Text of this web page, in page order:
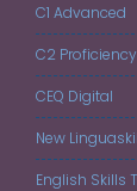
C1 Advanced
C2 Proficiency
CEQ Digital
New
English Skills